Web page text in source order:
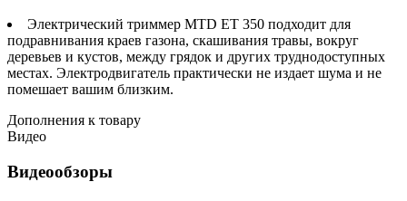
Электрический триммер MTD ET 350 подходит для
подравнивания краев газона, скашивания травы, вокруг
деревьев и кустов, между грядок и других труднодоступных
местах. Электродвигатель практически не издает шума и не
помешает вашим близким.
Дополнения к товару
Видео
Видеообзоры